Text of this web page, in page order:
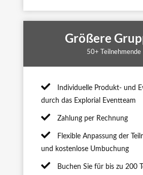
Größere
50+ Teilnehmende
Individuelle Produkt- und
durch das Explorial Eventteam
Zahlung per Rechnung
Flexible Anpassung der
und kostenlose Umbuchung
Buchen Sie für bis zu 200